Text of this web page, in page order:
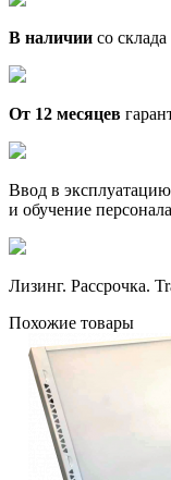
В наличии со склада
От 12 месяцев
Ввод в эксплуатацию
и обучение персонала
Лизинг. Рассрочка.
Похожие товары